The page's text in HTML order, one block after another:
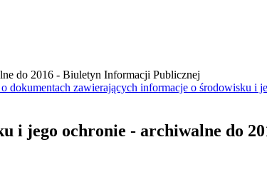
dokumentach zawierających informacje o środowisku i
i jego ochronie - archiwalne do